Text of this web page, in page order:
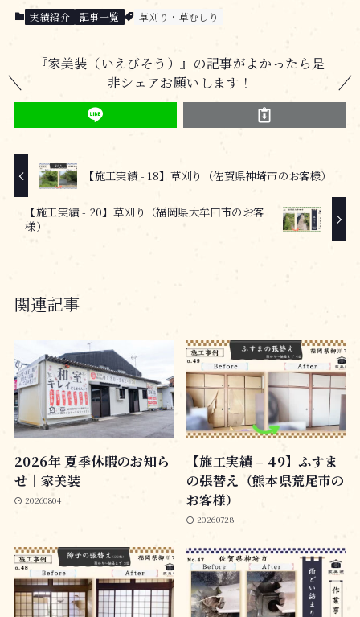
実績紹介 記事一覧 草刈り・草むしり
『家美装（いえびそう）』の記事がよかったら是
非シェアお願いします！
【施工実績 - 18】草刈り（佐賀県神埼市のお客様）
【施工実績 - 20】草刈り（福岡県大牟田市のお客
様）
関連記事
2026年 夏季休暇のお知ら
せ｜家美装
20260804
【施工実績 – 49】ふすま
の張替え（熊本県荒尾市の
お客様）
20260728